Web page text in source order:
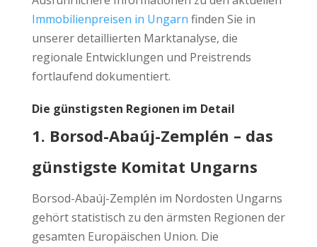
Immobilienpreisen in Ungarn finden Sie in
unserer detaillierten Marktanalyse, die
regionale Entwicklungen und Preistrends
fortlaufend dokumentiert.
Die günstigsten Regionen im Detail
1. Borsod-Abaúj-Zemplén – das
günstigste Komitat Ungarns
Borsod-Abaúj-Zemplén im Nordosten Ungarns
gehört statistisch zu den ärmsten Regionen der
gesamten Europäischen Union. Die